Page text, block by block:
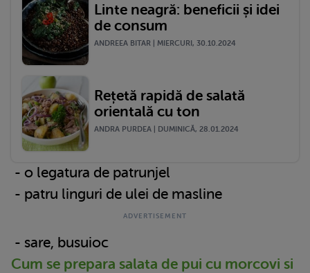
Linte neagră: beneficii și idei
de consum
ANDREEA BITAR | MIERCURI, 30.10.2024
Rețetă rapidă de salată
orientală cu ton
ANDRA PURDEA | DUMINICĂ, 28.01.2024
- o legatura de patrunjel
- patru linguri de ulei de masline
- sare, busuioc
Cum se prepara salata de pui cu morcovi si